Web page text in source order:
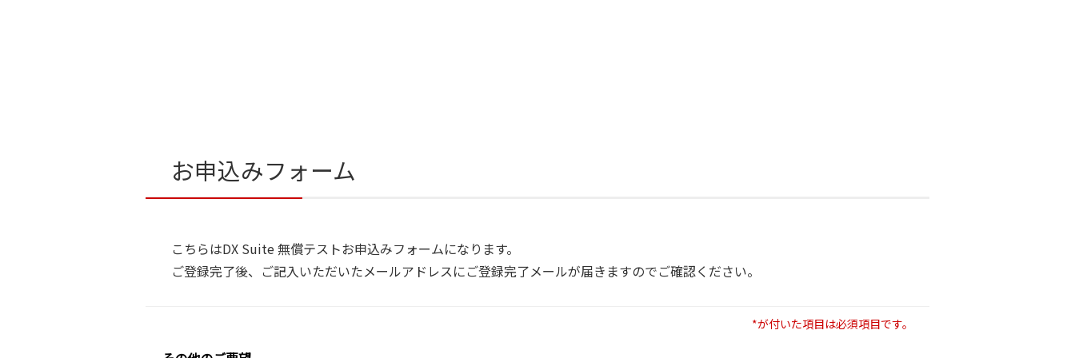
お申込みフォーム
こちらはDX Suite 無償テストお申込みフォームになります。
ご登録完了後、ご記入いただいたメールアドレスにご登録完了メールが届きますのでご確認ください。
*が付いた項目は必須項目です。